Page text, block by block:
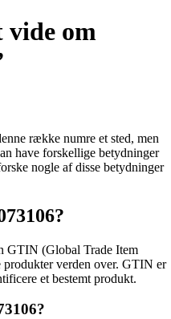
vide om
række numre et sted, men
have forskellige betydninger
nogle af disse betydninger
GTIN (Global Trade Item
verden over. GTIN er
et bestemt produkt.